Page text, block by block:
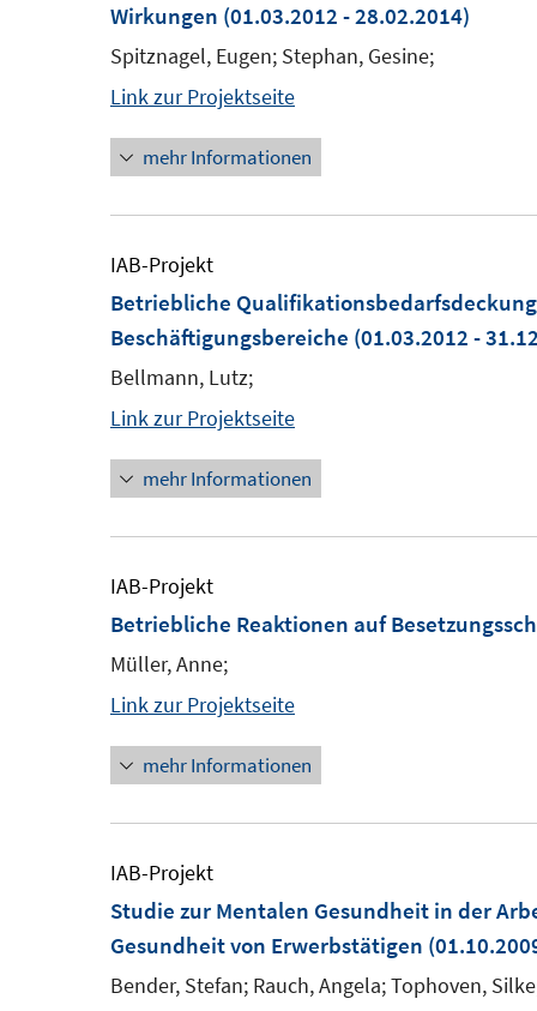
Wirkungen (01.03.2012 - 28.02.2014)
Spitznagel, Eugen; Stephan, Gesine;
Link zur Projektseite
mehr Informationen
IAB-Projekt
Betriebliche
Beschäftigungsbereiche (01.03.2012 -
Bellmann, Lutz;
Link zur Projektseite
mehr Informationen
IAB-Projekt
Betriebliche Reaktionen auf
Müller, Anne;
Link zur Projektseite
mehr Informationen
IAB-Projekt
Studie zur Mentalen Gesundheit in der
Gesundheit von Erwerbstätigen
Bender, Stefan; Rauch, Angela; Tophoven,